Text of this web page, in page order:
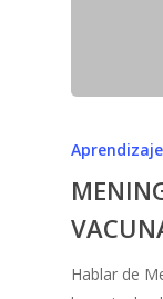
Aprendizaje
Hablar de